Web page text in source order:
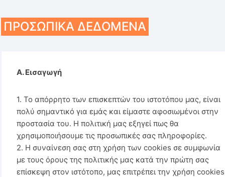
ΠΡΟΣΩΠΙΚΑ ΔΕΔΟΜΕΝΑ
A. Εισαγωγή
1. Το απόρρητο των επισκεπτών του ιστοτόπου μας, είναι
πολύ σημαντικό για εμάς και είμαστε αφοσιωμένοι στην
προστασία του. Η πολιτική μας εξηγεί πως θα
χρησιμοποιήσουμε τις προσωπικές σας πληροφορίες.
2. Η συναίνεση σας στη χρήση των cookies σε συμφωνία
με τους όρους της πολιτικής μας κατά την πρώτη σας
επίσκεψη στον ιστότοπο, μας επιτρέπει την χρήση cookies